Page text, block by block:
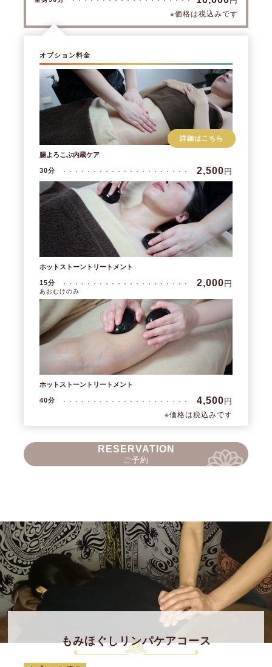
※価格は税込みです
オプション料金
詳細はこちら
腸よろこぶ内蔵ケア
30分 2,500 円
ホットストーントリートメント
15分 2,000 円
あおむけのみ
ホットストーントリートメント
40分 4,500 円
※価格は税込みです
RESERVATION
ご予約
もみほぐしリンパケアコース